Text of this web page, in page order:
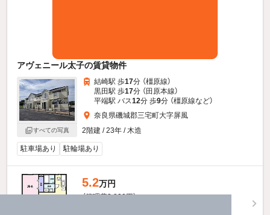
アヴェニール太子の賃貸物件
すべての写真
結崎駅 歩17分 （橿原線）
黒田駅 歩17分 （田原本線）
平端駅 バス12分 歩9分 （橿原線など）
奈良県磯城郡三宅町大字屏風
2階建 / 23年 / 木造
駐車場あり 駐輪場あり
5.2万円
（管理費2,900円）